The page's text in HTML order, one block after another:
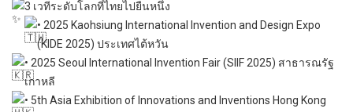
3 เวทีระดับโลกที่ไทยไปยืนหนึ่ง
• 2025 Kaohsiung International Invention and Design Expo
(KIDE 2025) ประเทศไต้หวัน
• 2025 Seoul International Invention Fair (SIIF 2025) สาธารณรัฐ
เกาหลี
• 5th Asia Exhibition of Innovations and Inventions Hong Kong